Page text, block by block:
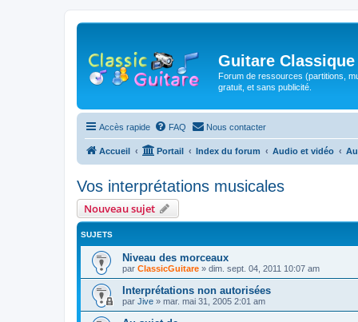
Guitare Classique
Forum de ressources (partitions,
gratuit, et sans publicité.
Accès rapide FAQ Nous contacter
Accueil Portail Index du forum Audio et vidéo
Vos interprétations musicales
Nouveau sujet
SUJETS
Niveau des morceaux
par ClassicGuitare » dim. sept. 04, 2011 10:07 am
Interprétations non autorisées
par Jive » mar. mai 31, 2005 2:01 am